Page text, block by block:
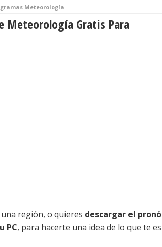
Meteorología
Meteorología Gratis Para
región, o quieres descargar el
PC, para hacerte una idea de lo que te